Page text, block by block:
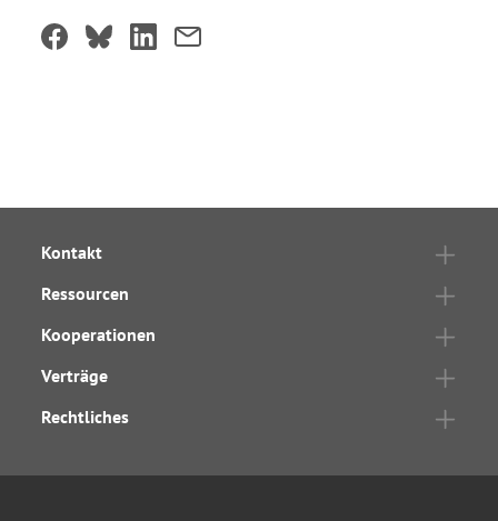
Kontakt
Ressourcen
Kooperationen
Verträge
Rechtliches